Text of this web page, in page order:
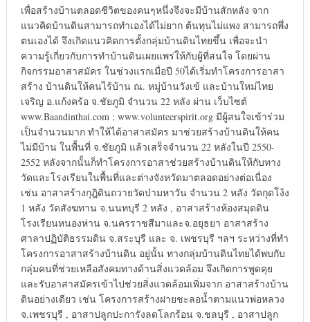
เพื่อสร้างบ้านตลอดชีวิตของคนๆหนึ่งจึงจะมีบ้านสักหลัง จาก
แนวคิดบ้านดินสามารถทำเองได้ไม่ยาก ต้นทุนไม่แพง สามารถพึ่ง
ตนเองได้ จึงเกิดแนวคิดการตั้งกลุ่มบ้านดินไทยขึ้น เพื่อจะนำ
ความรู้เกี่ยวกับการทำบ้านดินเผยแพร่ให้กับผู้ที่สนใจ โดยผ่าน
กิจกรรมอาสาสมัคร ในช่วงแรกเมื่อปี 50ได้เริ่มทำโครงการอาสา
สร้าง บ้านดินให้คนไร้บ้าน ณ. หมู่บ้านวังเข้ และบ้านใหม่ไทย
เจริญ อ.แก้งคร้อ จ.ชัยภูมิ จำนวน 22 หลัง ผ่าน เว็บไซต์
www.Baandinthai.com ; www.volunteerspirit.org มีผู้สนใจเข้าร่วม
เป็นจำนวนมาก ทำให้ได้อาสาสมัคร มาช่วยสร้างบ้านดินให้คน
ไม่มีบ้าน ในพื้นที่ จ.ชัยภูมิ แล้วเสร็จจำนวน 22 หลังในปี 2550-
2552 หลังจากนั้นก็ทำโครงการอาสาช่วยสร้างบ้านดินให้กับทาง
วัดและโรงเรียนในพื้นที่และต่างจังหวัดมาตลอดอย่างต่อเนื่อง
เช่น อาสาสร้างกุฎิดินถวายวัดป่ามหาวัน จำนวน 2 หลัง วัดกุดโง้ง
1 หลัง วัดสังฆทาน จ.นนทบุรี 2 หลัง , อาสาสร้างห้องสมุดดิน
โรงเรียนหนองห่าน จ.นครราชสีมาและจ.อยุธยา อาสาสร้าง
ศาลาปฏิบัติธรรมดิน จ.สระบุรี และ จ. เพชรบุรี ฯลฯ ระหว่างที่ทำ
โครงการอาสาสร้างบ้านดิน อยู่นั้น ทางกลุ่มบ้านดินไทยได้พบกับ
กลุ่มคนที่ช่วยเหลือสังคมทางด้านสิ่งแวดล้อม จึงเกิดการพูดคุย
และรับอาสาสมัครเข้าไปช่วยสิ่งแวดล้อมเพิ่มจาก อาสาสร้างบ้าน
ดินอย่างเดียว เช่น โครงการสร้างฝายชะลอน้ำตามแนวพ่อหลวง
จ.เพชรบุรี , อาสาปลูกปะการังลดโลกร้อน จ.ชลบุรี , อาสาปลูก